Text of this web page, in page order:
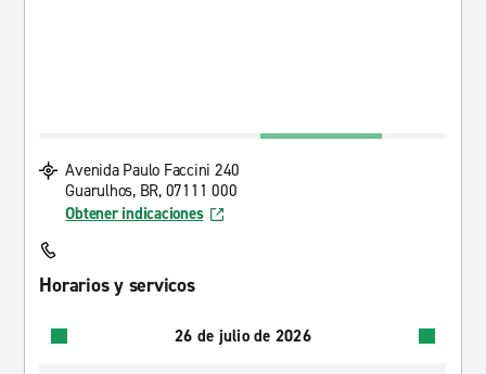
Avenida Paulo Faccini 240
Guarulhos, BR, 07111 000
Obtener indicaciones
Horarios y servicos
26 de julio de 2026